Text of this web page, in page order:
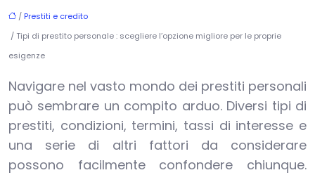
/ Prestiti e credito
/ Tipi di prestito personale : scegliere l’opzione migliore per le proprie
esigenze
Navigare nel vasto mondo dei prestiti personali
può sembrare un compito arduo. Diversi tipi di
prestiti, condizioni, termini, tassi di interesse e
una serie di altri fattori da considerare
possono facilmente confondere chiunque.